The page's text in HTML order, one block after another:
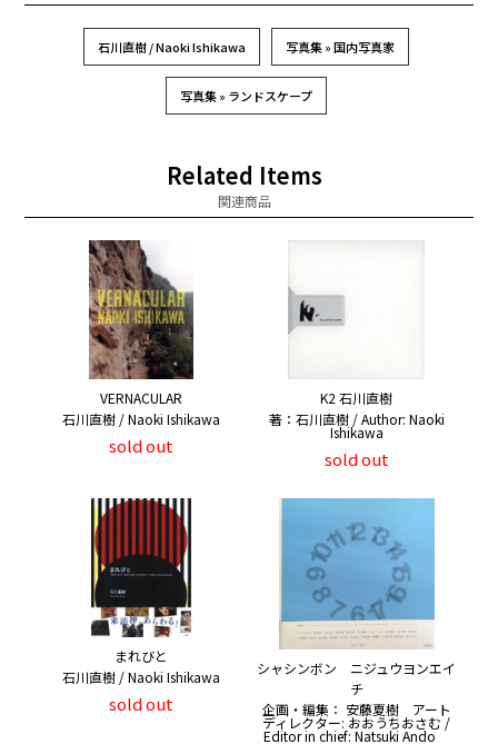
石川直樹 / Naoki Ishikawa 写真集 » 国内写真家
写真集 » ランドスケープ
Related Items
関連商品
VERNACULAR
石川直樹 / Naoki Ishikawa
sold out
K2 石川直樹
著：石川直樹 / Author: Naoki
Ishikawa
sold out
まれびと
石川直樹 / Naoki Ishikawa
sold out
シャシンボン ニジュウヨンエイ
チ
企画・編集： 安藤夏樹 アート
ディレクター: おおうちおさむ /
Editor in chief: Natsuki Ando